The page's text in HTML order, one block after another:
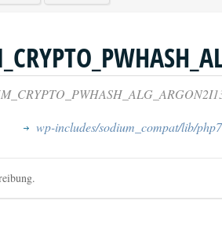
wp-includes/sodium_compat/lib/